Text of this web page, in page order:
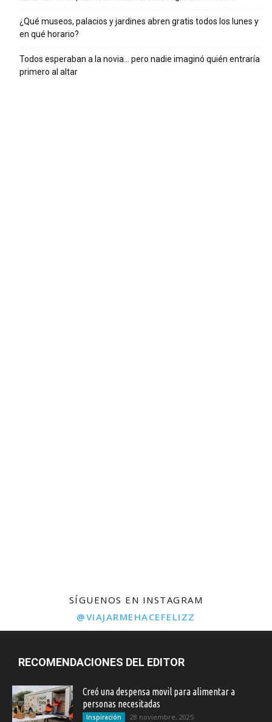
¿Qué museos, palacios y jardines abren gratis todos los lunes y
en qué horario?
Todos esperaban a la novia… pero nadie imaginó quién entraría
primero al altar
SÍGUENOS EN INSTAGRAM
@VIAJARMEHACEFELIZZ
RECOMENDACIONES DEL EDITOR
Creó una despensa movil para alimentar a
personas necesitadas
Inspiración 28 noviembre, 2025